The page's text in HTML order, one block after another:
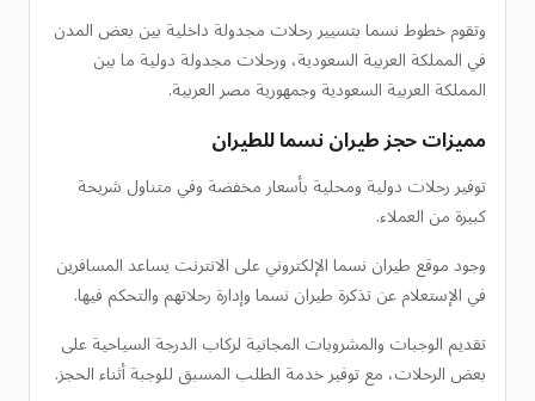
وتقوم خطوط نسما بتسيير رحلات مجدولة داخلية بين بعض المدن
في المملكة العربية السعودية، ورحلات مجدولة دولية ما بين
المملكة العربية السعودية وجمهورية مصر العربية.
مميزات حجز طيران نسما للطيران
توفير رحلات دولية ومحلية بأسعار مخفضة وفي متناول شريحة
كبيرة من العملاء.
وجود موقع طيران نسما الإلكتروني على الانترنت يساعد المسافرين
في الإستعلام عن تذكرة طيران نسما وإدارة رحلاتهم والتحكم فيها.
تقديم الوجبات والمشروبات المجانية لركاب الدرجة السياحية على
بعض الرحلات، مع توفير خدمة الطلب المسبق للوجبة أثناء الحجز.